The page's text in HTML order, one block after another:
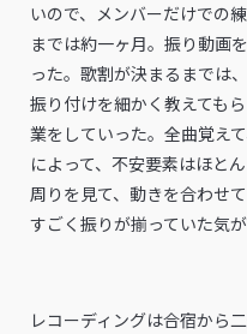
いので、メンバーだけでの
までは約一ヶ月。振り動画
った。歌割が決まるまでは
振り付けを細かく教えても
業をしていった。全曲覚え
によって、不安要素はほと
周りを見て、動きを合わせ
すごく振りが揃っていた気が
レコーディングは合宿から